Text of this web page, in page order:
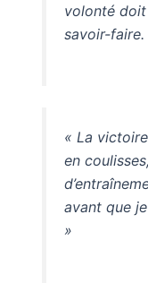
volonté
savoir-faire.
« La
en
avant que
»